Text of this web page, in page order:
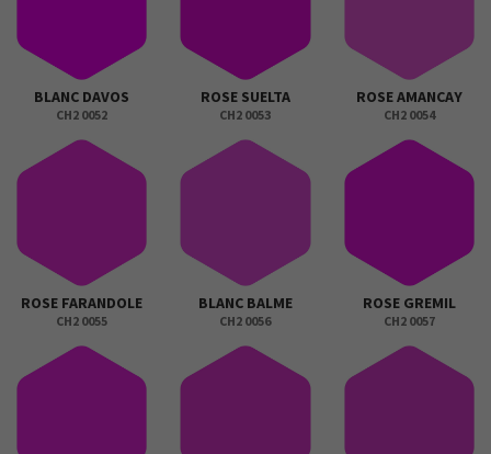
BLANC DAVOS
CH2 0052
ROSE SUELTA
CH2 0053
ROSE AMANCAY
CH2 0054
ROSE FARANDOLE
CH2 0055
BLANC BALME
CH2 0056
ROSE GREMIL
CH2 0057